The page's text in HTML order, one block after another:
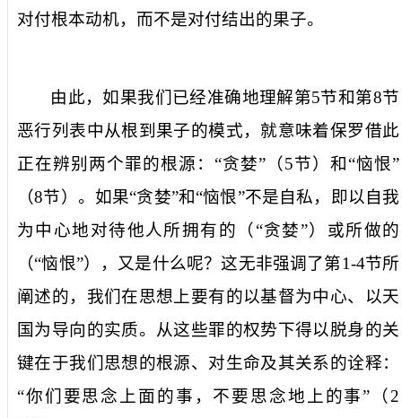
对付根本动机，而不是对付结出的果子。
由此，如果我们已经准确地理解第5节和第8节
恶行列表中从根到果子的模式，就意味着保罗借此
正在辨别两个罪的根源：“贪婪”（5节）和“恼恨”
（8节）。如果“贪婪”和“恼恨”不是自私，即以自我
为中心地对待他人所拥有的（“贪婪”）或所做的
（“恼恨”），又是什么呢？这无非强调了第1-4节所
阐述的，我们在思想上要有的以基督为中心、以天
国为导向的实质。从这些罪的权势下得以脱身的关
键在于我们思想的根源、对生命及其关系的诠释：
“你们要思念上面的事，不要思念地上的事”（ 2